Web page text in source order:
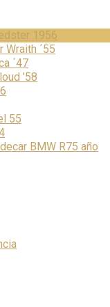
1956
Wraith ´55
´47
’58
55
BMW R75 año